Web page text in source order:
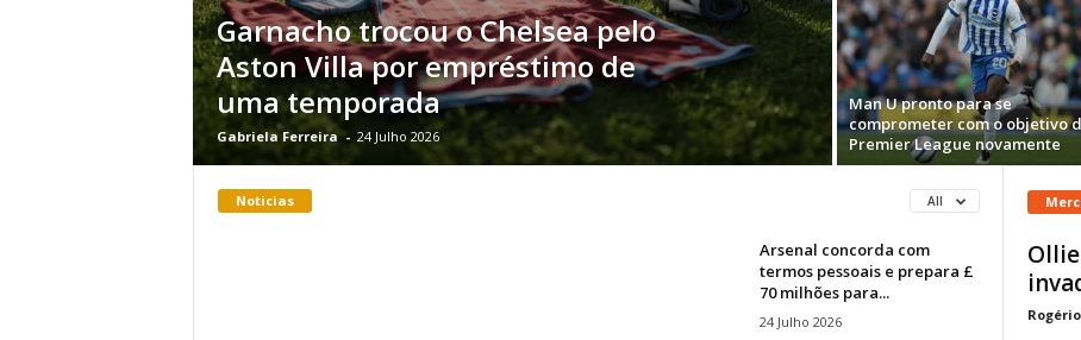
Garnacho trocou o Chelsea pelo
Aston Villa por empréstimo de
uma temporada
Gabriela Ferreira - 24 Julho 2026
Man U pronto para se
comprometer com o objetivo
Premier League novamente
Noticias All
Arsenal concorda com
termos pessoais e prepara £
70 milhões para...
24 Julho 2026